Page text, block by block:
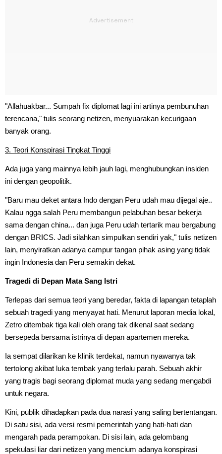
"Allahuakbar... Sumpah fix diplomat lagi ini artinya pembunuhan
terencana," tulis seorang netizen, menyuarakan kecurigaan
banyak orang.
3. Teori Konspirasi Tingkat Tinggi
Ada juga yang mainnya lebih jauh lagi, menghubungkan insiden
ini dengan geopolitik.
"Baru mau deket antara Indo dengan Peru udah mau dijegal aje..
Kalau ngga salah Peru membangun pelabuhan besar bekerja
sama dengan china... dan juga Peru udah tertarik mau bergabung
dengan BRICS. Jadi silahkan simpulkan sendiri yak," tulis netizen
lain, menyiratkan adanya campur tangan pihak asing yang tidak
ingin Indonesia dan Peru semakin dekat.
Tragedi di Depan Mata Sang Istri
Terlepas dari semua teori yang beredar, fakta di lapangan tetaplah
sebuah tragedi yang menyayat hati. Menurut laporan media lokal,
Zetro ditembak tiga kali oleh orang tak dikenal saat sedang
bersepeda bersama istrinya di depan apartemen mereka.
Ia sempat dilarikan ke klinik terdekat, namun nyawanya tak
tertolong akibat luka tembak yang terlalu parah. Sebuah akhir
yang tragis bagi seorang diplomat muda yang sedang mengabdi
untuk negara.
Kini, publik dihadapkan pada dua narasi yang saling bertentangan.
Di satu sisi, ada versi resmi pemerintah yang hati-hati dan
mengarah pada perampokan. Di sisi lain, ada gelombang
spekulasi liar dari netizen yang mencium adanya konspirasi